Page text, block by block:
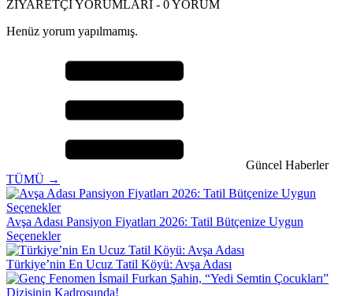
ZİYARETÇİ YORUMLARI - 0 YORUM
Henüz yorum yapılmamış.
Güncel Haberler
TÜMÜ →
Avşa Adası Pansiyon Fiyatları 2026: Tatil Bütçenize Uygun
Seçenekler
Türkiye’nin En Ucuz Tatil Köyü: Avşa Adası